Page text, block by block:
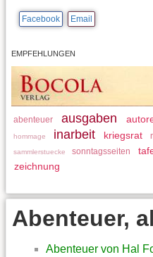
Facebook Email
EMPFEHLUNGEN
abenteuer ausgaben
hommage inarbeit kriegsrat
sammlerstuecke sonntagsseiten
zeichnung
Abenteuer,
Abenteuer von Hal